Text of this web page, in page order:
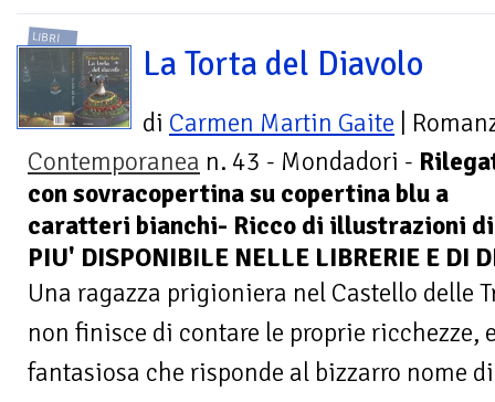
LIBRI
La Torta del Diavolo
di Carmen Martin Gaite |
Contemporanea n. 43 - Mondadori -
con sovracopertina su copertina blu a
caratteri bianchi- Ricco di illustrazioni
PIU' DISPONIBILE NELLE LIBRERIE E DI
Una ragazza prigioniera nel Castello delle
non finisce di contare le proprie ricchezze,
fantasiosa che risponde al bizzarro nome